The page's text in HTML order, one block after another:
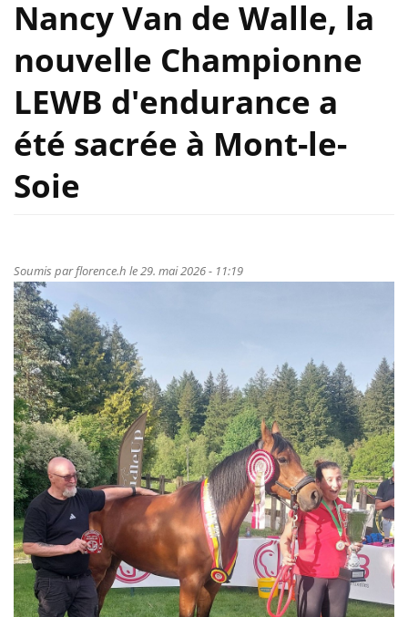
Nancy Van de Walle, la
nouvelle Championne
LEWB d'endurance a
été sacrée à Mont-le-
Soie
Soumis parflorence.h le 29. mai 2026 - 11:19